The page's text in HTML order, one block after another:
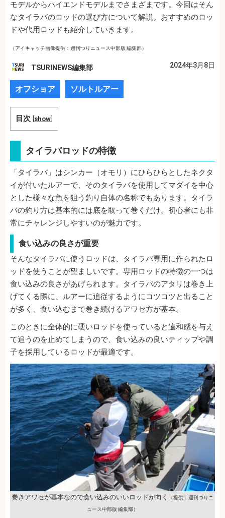
モデルからハイエンドモデルまでさまざまです。今回はそん
なタイラバのロッドの選び方について解説。おすすめのロッ
ドや代用ロッドも紹介していきます。
（アイキャッチ画像提供：週刊つりニュース中部版 編集部）
TSURINEWS編集部 2024年3月8日
オフショア ソルトルアー
目次 [show]
タイラバロッドの特徴
「タイラバ」はシンカー（オモリ）にひらひらとしたネクタ
イが付いたルアーで、そのタイラバを使用してマダイを中心
とした様々な魚を狙う釣り自体の名称でもあります。タイラ
バの釣り方は基本的には底を取って巻くだけ。初心者にも非
常にチャレンジしやすいのが魅力です。
食い込みの良さが重要
そんなタイラバに使うロッドは、タイラバ専用に作られたロ
ッドを使うことが望ましいです。専用ロッドの特徴の一つは
食い込みの良さがあげられます。タイラバのアタリは巻き上
げてくる際に、ルアーに追従するようにコツコツと出ること
が多く、食い込むまで巻き続けるアワセ方が基本。
このときに全体的に硬いロッドを使っていると違和感を与え
て追うのを止めてしまうので、食い込みの良いティップや調
子を採用しているロッドが最適です。
巻きアワセが基本なので食い込みのいいロッドが向く （提供：週刊つりニ
ュース中部版 編集部）